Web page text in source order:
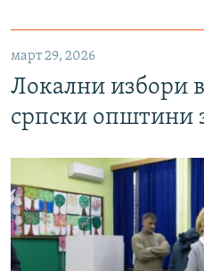
март 29, 2026
Локални избори
српски општини